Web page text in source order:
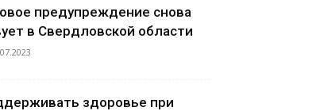
предупреждение снова
в Свердловской области
здоровье при